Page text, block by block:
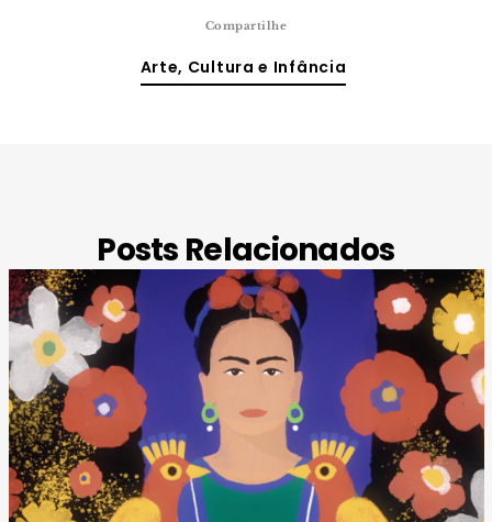
Compartilhe
Arte, Cultura e Infância
Posts Relacionados